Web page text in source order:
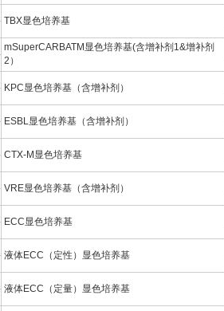
TBX显色培养基
mSuperCARBATM显色培养基(含增补剂1&增补剂
2）
KPC显色培养基（含增补剂）
ESBL显色培养基（含增补剂）
CTX-M显色培养基
VRE显色培养基（含增补剂）
ECC显色培养基
液体ECC（定性）显色培养基
液体ECC（定量）显色培养基